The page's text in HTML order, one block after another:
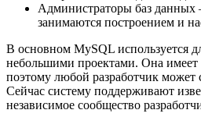
Администраторы баз
занимаются построением и
В основном MySQL используется
небольшими проектами. Она
поэтому любой разработчик может
Сейчас систему поддерживают
независимое сообщество